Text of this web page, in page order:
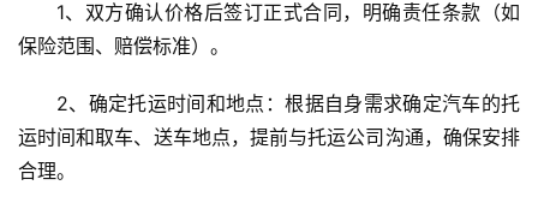
1、双方确认价格后签订正式合同，明确责任条款（如
保险范围、赔偿标准）。
2、确定托运时间和地点：根据自身需求确定汽车的托
运时间和取车、送车地点，提前与托运公司沟通，确保安排
合理。